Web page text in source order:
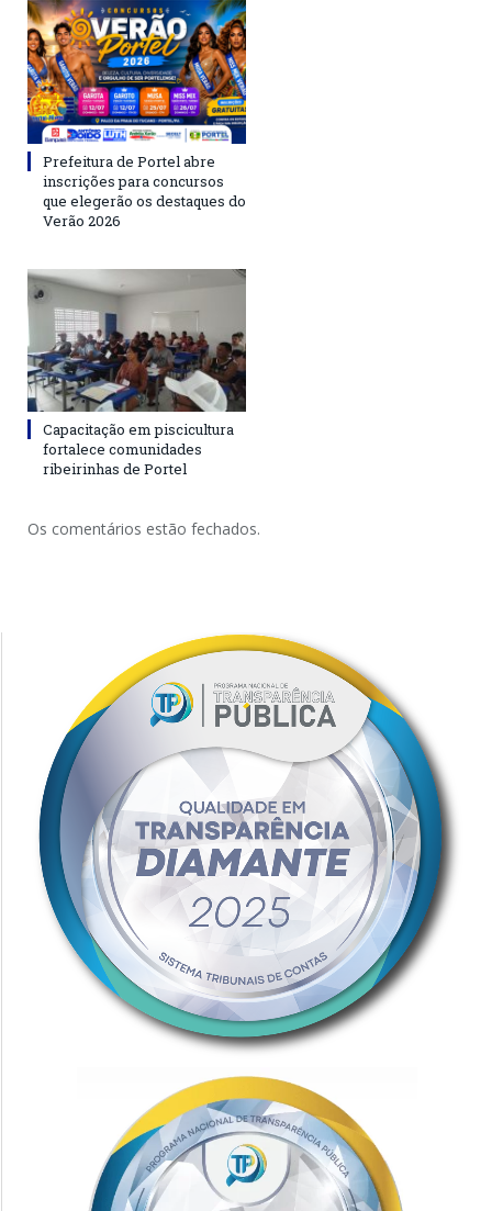
Prefeitura de Portel abre
inscrições para concursos
que elegerão os destaques do
Verão 2026
Capacitação em piscicultura
fortalece comunidades
ribeirinhas de Portel
Os comentários estão fechados.